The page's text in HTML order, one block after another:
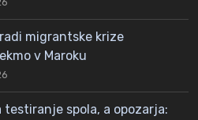
migrantske krize
v Maroku
testiranje spola, a opozarja: